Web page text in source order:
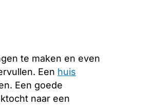
te maken en even
Een huis
Een goede
naar een